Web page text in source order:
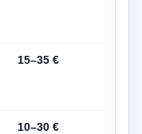
15–35 €
10–30 €